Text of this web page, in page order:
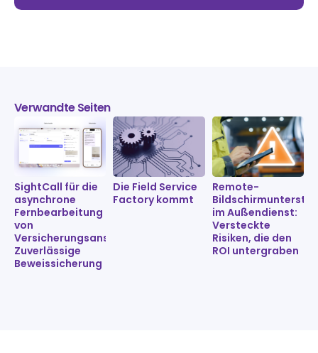
Verwandte Seiten
SightCall für die
asynchrone
Fernbearbeitung
von
Versicherungsansprüchen:
Zuverlässige
Beweissicherung
Die Field Service
Factory kommt
Remote-
im Außendienst:
Versteckte
Risiken, die den
ROI untergraben